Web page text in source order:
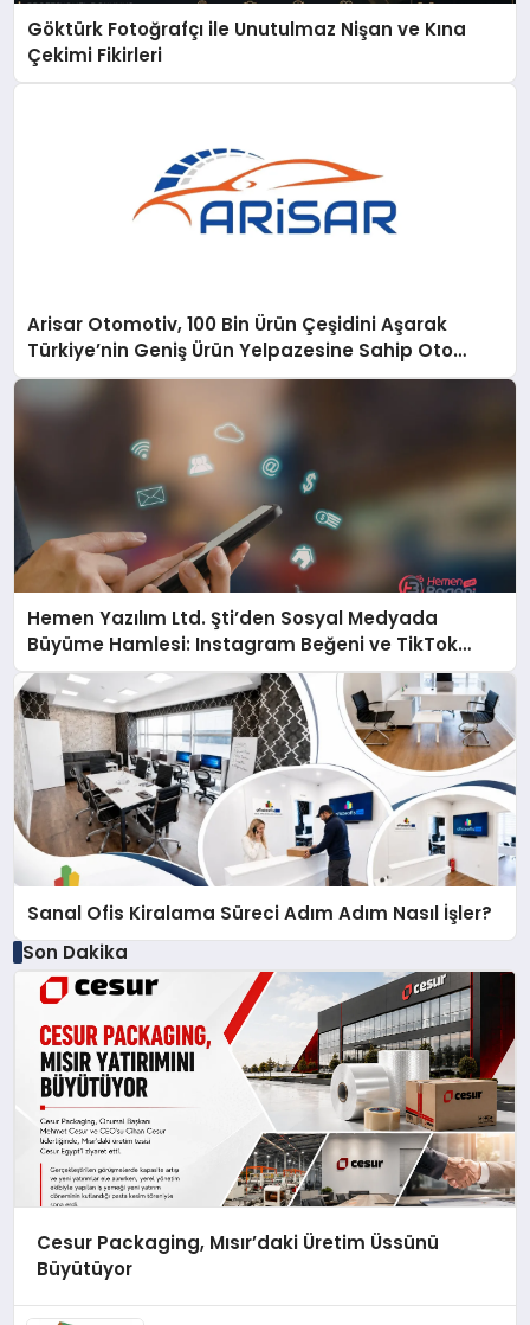
Göktürk Fotoğrafçı ile Unutulmaz Nişan ve Kına
Çekimi Fikirleri
Arisar Otomotiv, 100 Bin Ürün Çeşidini Aşarak
Türkiye’nin Geniş Ürün Yelpazesine Sahip Oto
Yedek Parça Platformlarından Biri Oldu
Hemen Yazılım Ltd. Şti’den Sosyal Medyada
Büyüme Hamlesi: Instagram Beğeni ve TikTok
Beğeni Alanında Talep Rekor Kırıyor
Sanal Ofis Kiralama Süreci Adım Adım Nasıl İşler?
Son Dakika
Cesur Packaging, Mısır’daki Üretim Üssünü
Büyütüyor